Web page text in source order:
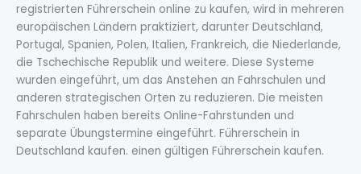
registrierten Führerschein online zu kaufen, wird in mehreren
europäischen Ländern praktiziert, darunter Deutschland,
Portugal, Spanien, Polen, Italien, Frankreich, die Niederlande,
die Tschechische Republik und weitere. Diese Systeme
wurden eingeführt, um das Anstehen an Fahrschulen und
anderen strategischen Orten zu reduzieren. Die meisten
Fahrschulen haben bereits Online-Fahrstunden und
separate Übungstermine eingeführt. Führerschein in
Deutschland kaufen. einen gültigen Führerschein kaufen.